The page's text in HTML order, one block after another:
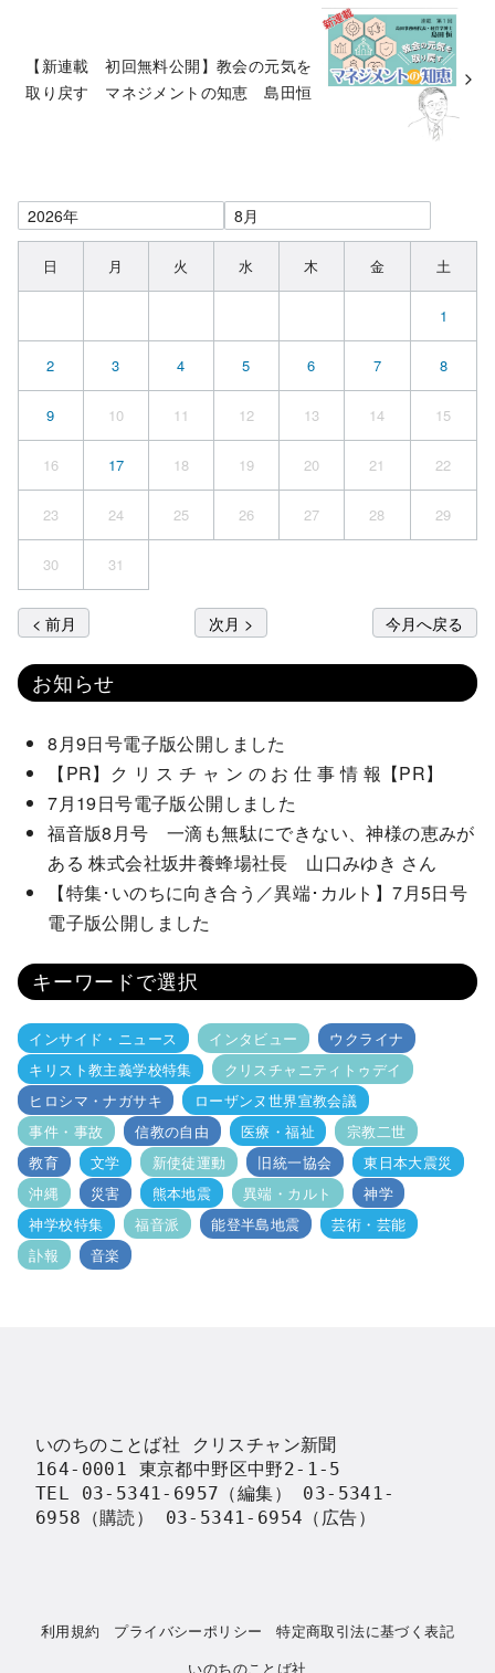
【新連載 初回無料公開】教会の元気を
取り戻す マネジメントの知恵 島田恒
日 月 火 水 木 金 土
1
2 3 4 5 6 7 8
9 10 11 12 13 14 15
16 17 18 19 20 21 22
23 24 25 26 27 28 29
30 31
< 前月 次月 > 今月へ戻る
お知らせ
8月9日号電子版公開しました
【PR】ク リ ス チ ャ ン の お 仕 事 情 報【PR】
7月19日号電子版公開しました
福音版8月号 一滴も無駄にできない、神様の恵みが
ある 株式会社坂井養蜂場社長 山口みゆき さん
【特集･いのちに向き合う／異端･カルト】7月5日号
電子版公開しました
キーワードで選択
インサイド・ニュース インタビュー
ウクライナ
キリスト教主義学校特集
クリスチャニティトゥデイ
ヒロシマ・ナガサキ
ローザンヌ世界宣教会議
事件・事故
信教の自由 医療・福祉
宗教二世
教育
文学 新使徒運動 旧統一協会
東日本大震災
沖縄
災害 熊本地震 異端・カルト
神学
神学校特集
福音派 能登半島地震
芸術・芸能
訃報
音楽
いのちのことば社 クリスチャン新聞
164-0001 東京都中野区中野2-1-5
TEL 03-5341-6957（編集） 03-5341-
6958（購読） 03-5341-6954（広告）
利用規約 プライバシーポリシー
特定商取引法に基づく表記
いのちのことば社